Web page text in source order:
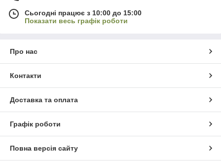
Сьогодні працює з 10:00 до 15:00
Показати весь графік роботи
Про нас
Контакти
Доставка та оплата
Графік роботи
Повна версія сайту